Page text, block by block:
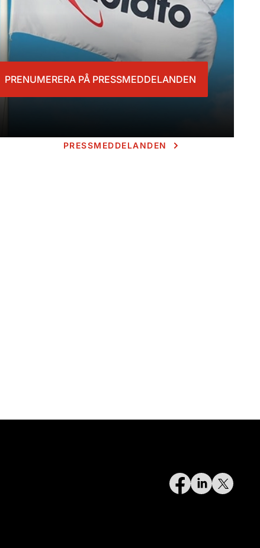
PRENUMERERA PÅ PRESSMEDDELANDEN
PRESSMEDDELANDEN